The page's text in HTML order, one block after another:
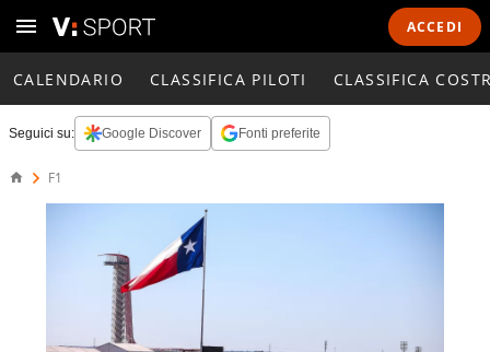
ACCEDI
CALENDARIO CLASSIFICA PILOTI CLASSIFICA
Seguici su: Google Discover Fonti preferite
F1